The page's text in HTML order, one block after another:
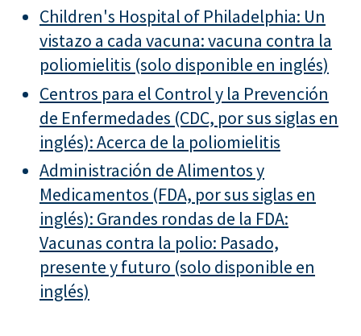
Children's Hospital of Philadelphia: Un
vistazo a cada vacuna: vacuna contra la
poliomielitis (solo disponible en inglés)
Centros para el Control y la Prevención
de Enfermedades (CDC, por sus siglas en
inglés): Acerca de la poliomielitis
Administración de Alimentos y
Medicamentos (FDA, por sus siglas en
inglés): Grandes rondas de la FDA:
Vacunas contra la polio: Pasado,
presente y futuro (solo disponible en
inglés)